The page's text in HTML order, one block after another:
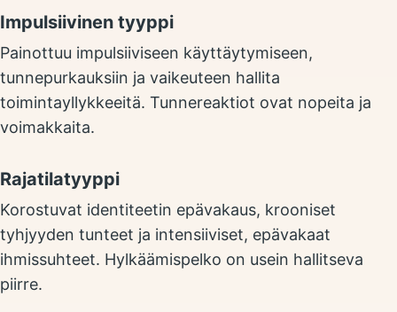
Impulsiivinen tyyppi
Painottuu impulsiiviseen käyttäytymiseen,
tunnepurkauksiin ja vaikeuteen hallita
toimintayllykkeeitä. Tunnereaktiot ovat nopeita ja
voimakkaita.
Rajatilatyyppi
Korostuvat identiteetin epävakaus, krooniset
tyhjyyden tunteet ja intensiiviset, epävakaat
ihmissuhteet. Hylkäämispelko on usein hallitseva
piirre.